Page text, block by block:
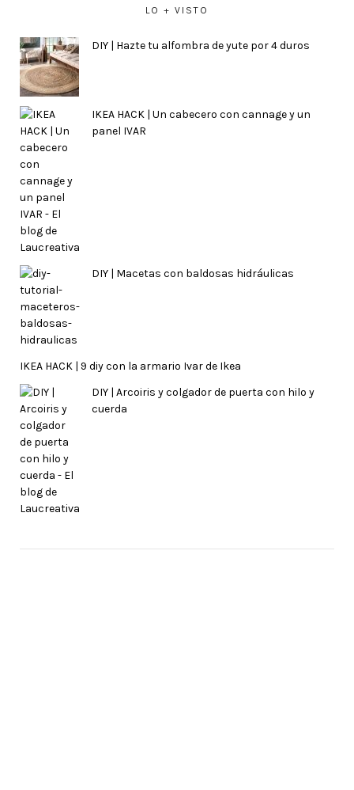
LO + VISTO
DIY | Hazte tu alfombra de yute por 4 duros
IKEA HACK | Un cabecero con cannage y un
panel IVAR
DIY | Macetas con baldosas hidráulicas
IKEA HACK | 9 diy con la armario Ivar de Ikea
DIY | Arcoiris y colgador de puerta con hilo y
cuerda